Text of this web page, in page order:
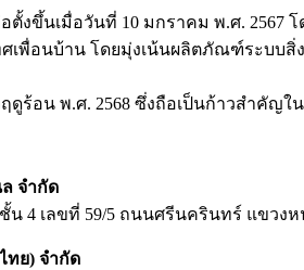
ตั้งขึ้นเมื่อวันที่ 10 มกราคม พ.ศ. 2567
ศเพื่อนบ้าน โดยมุ่งเน้นผลิตภัณฑ์ระบ
ดูร้อน พ.ศ. 2568 ซึ่งถือเป็นก้าวสำคั
จำกัด
น 4 เลขที่ 59/5 ถนนศรีนครินทร์ แขวง
ทย) จำกัด